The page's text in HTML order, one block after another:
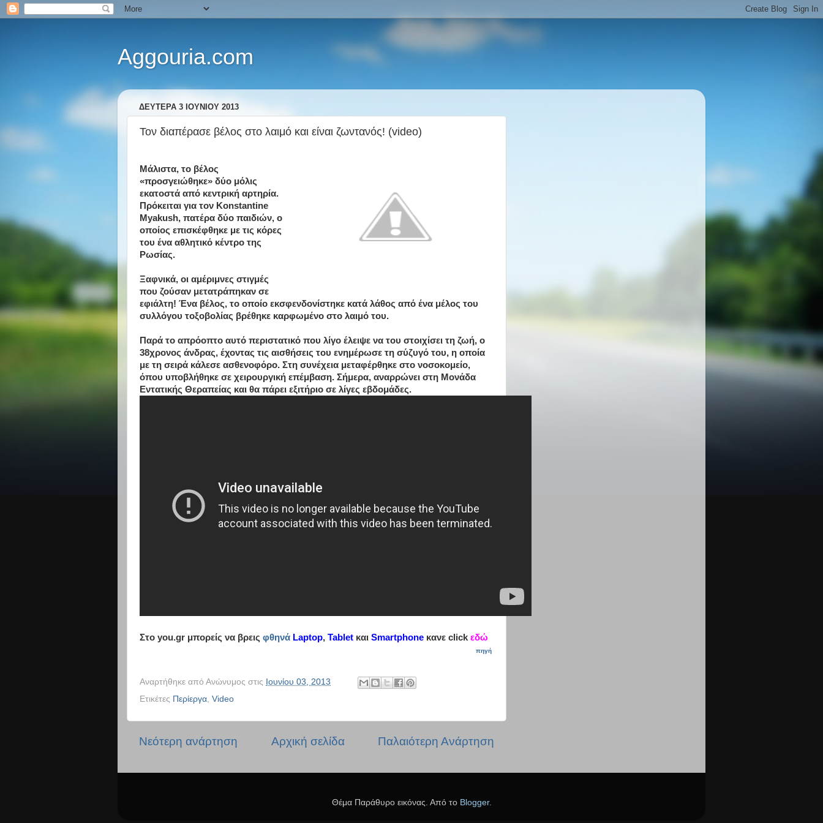
Aggouria.com
ΔΕΥΤΈΡΑ 3 ΙΟΥΝΊΟΥ 2013
Τον διαπέρασε βέλος στο λαιμό και είναι ζωντανός! (video)
Μάλιστα, το βέλος
«προσγειώθηκε» δύο μόλις
εκατοστά από κεντρική αρτηρία.
Πρόκειται για τον Konstantine
Myakush, πατέρα δύο παιδιών, ο
οποίος επισκέφθηκε με τις κόρες
του ένα αθλητικό κέντρο της
Ρωσίας.
Ξαφνικά, οι αμέριμνες στιγμές
που ζούσαν μετατράπηκαν σε
εφιάλτη! Ένα βέλος, το οποίο εκσφενδονίστηκε κατά λάθος από ένα μέλος του
συλλόγου τοξοβολίας βρέθηκε καρφωμένο στο λαιμό του.
Παρά το απρόοπτο αυτό περιστατικό που λίγο έλειψε να του στοιχίσει τη ζωή, ο
38χρονος άνδρας, έχοντας τις αισθήσεις του ενημέρωσε τη σύζυγό του, η οποία
με τη σειρά κάλεσε ασθενοφόρο. Στη συνέχεια μεταφέρθηκε στο νοσοκομείο,
όπου υποβλήθηκε σε χειρουργική επέμβαση. Σήμερα, αναρρώνει στη Μονάδα
Εντατικής Θεραπείας και θα πάρει εξιτήριο σε λίγες εβδομάδες.
Στο you.gr μπορείς να βρεις φθηνά Laptop, Tablet και Smartphone κανε click εδώ
πηγή
Αναρτήθηκε από Ανώνυμος στις Ιουνίου 03, 2013
Ετικέτες Περίεργα Video
Νεότερη ανάρτηση Παλαιότερη Ανάρτηση
Αρχική σελίδα
Θέμα Παράθυρο εικόνας. Από το Blogger.